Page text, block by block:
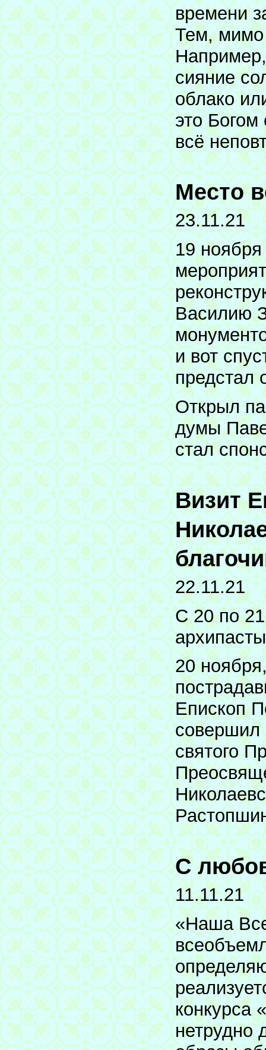
времени
Тем, мимо
сияние
облако
это
всё
Место
23.11.21
19
Василию
и вот
предстал
Открыл
думы
стал
Визит
22.11.21
С 20 по
20
Епископ
совершил
святого
С
11.11.21
«Наша
конкурса
нетрудно